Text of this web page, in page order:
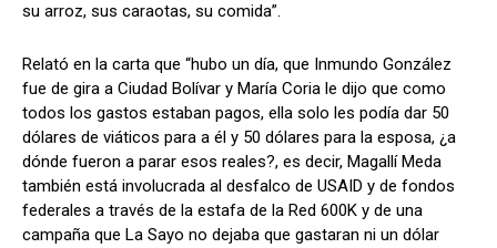
su arroz, sus caraotas, su comida”.
Relató en la carta que “hubo un día, que Inmundo González
fue de gira a Ciudad Bolívar y María Coria le dijo que como
todos los gastos estaban pagos, ella solo les podía dar 50
dólares de viáticos para a él y 50 dólares para la esposa, ¿a
dónde fueron a parar esos reales?, es decir, Magallí Meda
también está involucrada al desfalco de USAID y de fondos
federales a través de la estafa de la Red 600K y de una
campaña que La Sayo no dejaba que gastaran ni un dólar